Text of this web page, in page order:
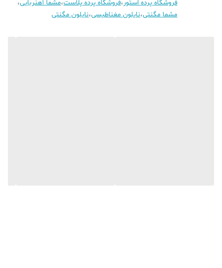
فروشگاه پرده استور،فروشگاه پرده پلاست،مشما آهنربایی،
مشما مگنتی،نایلون مغناطیسی،نایلون مگنتی